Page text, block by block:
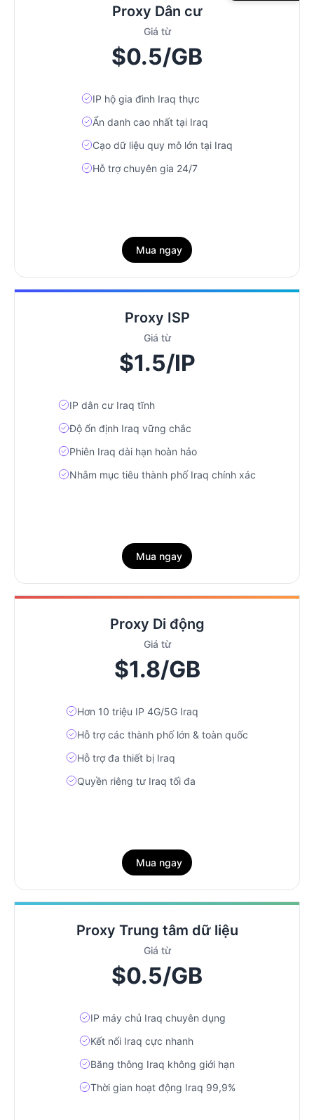
Proxy Dân cư
Giá từ
$0.5/GB
IP hộ gia đình Iraq thực
Ẩn danh cao nhất tại Iraq
Cạo dữ liệu quy mô lớn tại Iraq
Hỗ trợ chuyên gia 24/7
Mua ngay
Proxy ISP
Giá từ
$1.5/IP
IP dân cư Iraq tĩnh
Độ ổn định Iraq vững chắc
Phiên Iraq dài hạn hoàn hảo
Nhắm mục tiêu thành phố Iraq chính xác
Mua ngay
Proxy Di động
Giá từ
$1.8/GB
Hơn 10 triệu IP 4G/5G Iraq
Hỗ trợ các thành phố lớn & toàn quốc
Hỗ trợ đa thiết bị Iraq
Quyền riêng tư Iraq tối đa
Mua ngay
Proxy Trung tâm dữ liệu
Giá từ
$0.5/GB
IP máy chủ Iraq chuyên dụng
Kết nối Iraq cực nhanh
Băng thông Iraq không giới hạn
Thời gian hoạt động Iraq 99,9%